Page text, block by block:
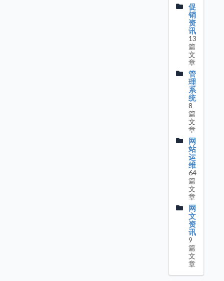
促
销
资
讯
13
篇
文
章
管
理
系
统
8
篇
文
章
网
站
运
维
64
篇
文
章
网
文
资
讯
9
篇
文
章